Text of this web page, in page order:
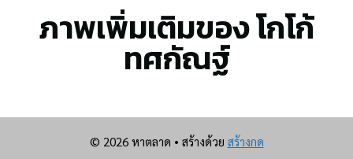
ภาพเพิ่มเติมของ โกโก้
ทศกัณฐ์
© 2026 หาตลาด • สร้างด้วย สร้างกด